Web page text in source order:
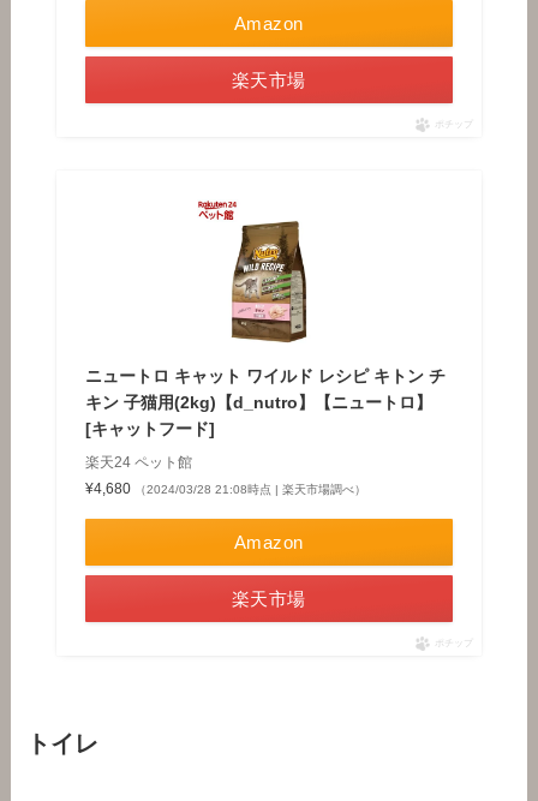
Amazon
楽天市場
ポチップ
ニュートロ キャット ワイルド レシピ キトン チ
キン 子猫用(2kg)【d_nutro】【ニュートロ】
[キャットフード]
楽天24 ペット館
¥4,680
（2024/03/28 21:08時点 | 楽天市場調べ）
Amazon
楽天市場
ポチップ
トイレ